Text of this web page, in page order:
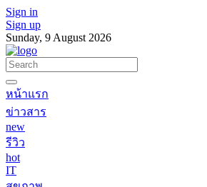
Sign in
Sign up
Sunday, 9 August 2026
หน้าแรก
ข่าวสาร
new
รีวิว
hot
IT